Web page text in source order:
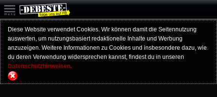
Diese Website verwendet Cookies. Wir können damit die Seitennutzung
auswerten, um nutzungsbasiert redaktionelle Inhalte und Werbung
anzuzeigen. Weitere Informationen zu Cookies und insbesondere dazu, wie
du deren Verwendung widersprechen kannst, findest du in unseren
Datenschutzhinweisen.